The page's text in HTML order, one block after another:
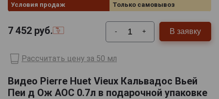
Условия продаж
Только самовывоз
7 452 руб. - + В заявку
Рассчитать цену за 50 мл
Видео Pierre Huet Vieux Кальвадос Вьей
Пеи д Ож АОС 0.7л в подарочной упаковке